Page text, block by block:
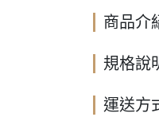
商品介
規格說
運送方